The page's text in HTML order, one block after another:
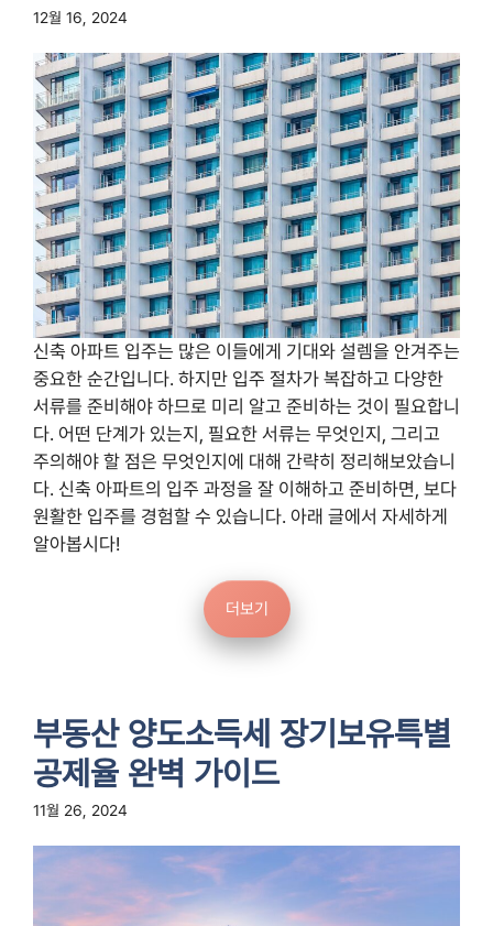
12월 16, 2024
신축 아파트 입주는 많은 이들에게 기대와 설렘을 안겨주는
중요한 순간입니다. 하지만 입주 절차가 복잡하고 다양한
서류를 준비해야 하므로 미리 알고 준비하는 것이 필요합니
다. 어떤 단계가 있는지, 필요한 서류는 무엇인지, 그리고
주의해야 할 점은 무엇인지에 대해 간략히 정리해보았습니
다. 신축 아파트의 입주 과정을 잘 이해하고 준비하면, 보다
원활한 입주를 경험할 수 있습니다. 아래 글에서 자세하게
알아봅시다!
더보기
부동산 양도소득세 장기보유특별
공제율 완벽 가이드
11월 26, 2024